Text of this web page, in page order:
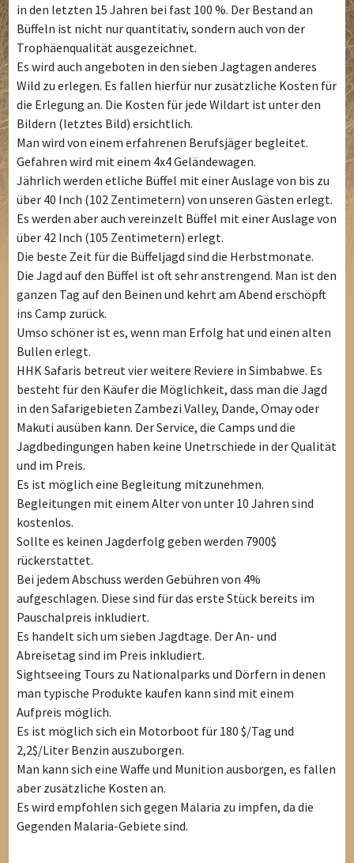
in den letzten 15 Jahren bei fast 100 %. Der Bestand an
Büffeln ist nicht nur quantitativ, sondern auch von der
Trophäenqualität ausgezeichnet.
Es wird auch angeboten in den sieben Jagtagen anderes
Wild zu erlegen. Es fallen hierfür nur zusätzliche Kosten für
die Erlegung an. Die Kosten für jede Wildart ist unter den
Bildern (letztes Bild) ersichtlich.
Man wird von einem erfahrenen Berufsjäger begleitet.
Gefahren wird mit einem 4x4 Geländewagen.
Jährlich werden etliche Büffel mit einer Auslage von bis zu
über 40 Inch (102 Zentimetern) von unseren Gästen erlegt.
Es werden aber auch vereinzelt Büffel mit einer Auslage von
über 42 Inch (105 Zentimetern) erlegt.
Die beste Zeit für die Büffeljagd sind die Herbstmonate.
Die Jagd auf den Büffel ist oft sehr anstrengend. Man ist den
ganzen Tag auf den Beinen und kehrt am Abend erschöpft
ins Camp zurück.
Umso schöner ist es, wenn man Erfolg hat und einen alten
Bullen erlegt.
HHK Safaris betreut vier weitere Reviere in Simbabwe. Es
besteht für den Käufer die Möglichkeit, dass man die Jagd
in den Safarigebieten Zambezi Valley, Dande, Omay oder
Makuti ausüben kann. Der Service, die Camps und die
Jagdbedingungen haben keine Unetrschiede in der Qualität
und im Preis.
Es ist möglich eine Begleitung mitzunehmen.
Begleitungen mit einem Alter von unter 10 Jahren sind
kostenlos.
Sollte es keinen Jagderfolg geben werden 7900$
rückerstattet.
Bei jedem Abschuss werden Gebühren von 4%
aufgeschlagen. Diese sind für das erste Stück bereits im
Pauschalpreis inkludiert.
Es handelt sich um sieben Jagdtage. Der An- und
Abreisetag sind im Preis inkludiert.
Sightseeing Tours zu Nationalparks und Dörfern in denen
man typische Produkte kaufen kann sind mit einem
Aufpreis möglich.
Es ist möglich sich ein Motorboot für 180 $/Tag und
2,2$/Liter Benzin auszuborgen.
Man kann sich eine Waffe und Munition ausborgen, es fallen
aber zusätzliche Kosten an.
Es wird empfohlen sich gegen Malaria zu impfen, da die
Gegenden Malaria-Gebiete sind.